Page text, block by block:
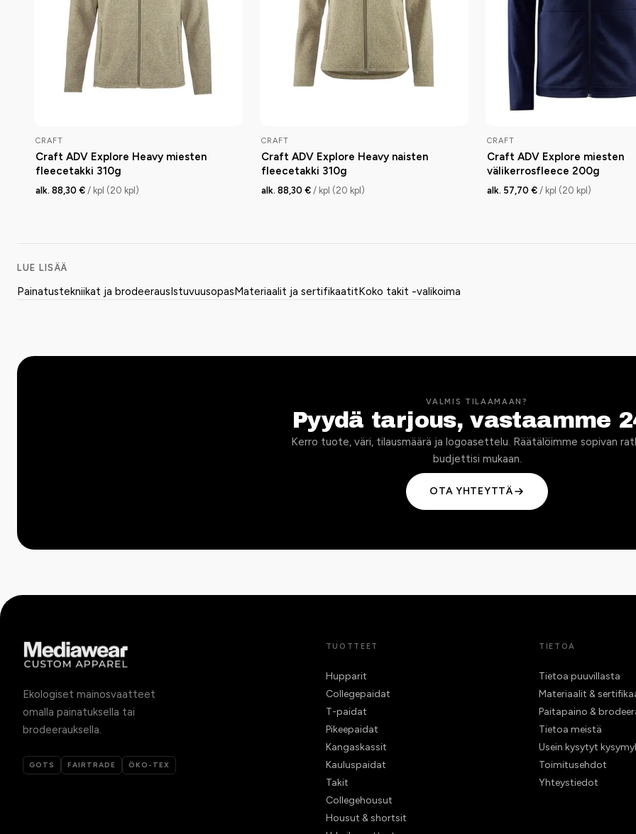
CRAFT
Craft ADV Explore Heavy miesten
fleecetakki 310g
alk. 88,30 € / kpl (20 kpl)
CRAFT
Craft ADV Explore Heavy naisten
fleecetakki 310g
alk. 88,30 € / kpl (20 kpl)
CRAFT
Craft ADV Explore miesten
välikerrosfleece 200g
alk. 57,70 € / kpl (20 kpl)
LUE LISÄÄ
Painatustekniikat ja brodeerausIstuvuusopasMateriaalit ja sertifikaatitKoko takit -valikoima
VALMIS TILAAMAAN?
Pyydä tarjous, vastaamme
Kerro tuote, väri, tilausmäärä ja logoasettelu. Räätälöimme sopivan
budjettisi mukaan.
OTA YHTEYTTÄ
Ekologiset mainosvaatteet
omalla painatuksella tai
brodeerauksella.
GOTS FAIRTRADE ÖKO-TEX
TUOTTEET
Hupparit
Collegepaidat
T-paidat
Pikeepaidat
Kangaskassit
Kauluspaidat
Takit
Collegehousut
Housut & shortsit
TIETOA
Tietoa puuvillasta
Materiaalit &
Paitapaino &
Tietoa meistä
Usein kysytyt
Toimitusehdot
Yhteystiedot